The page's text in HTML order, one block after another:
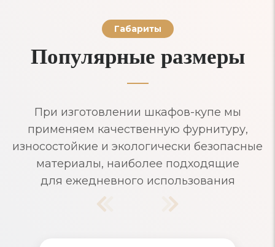
Габариты
Популярные размеры
При изготовлении шкафов-купе мы
применяем качественную фурнитуру,
износостойкие и экологически безопасные
материалы, наиболее подходящие
для ежедневного использования